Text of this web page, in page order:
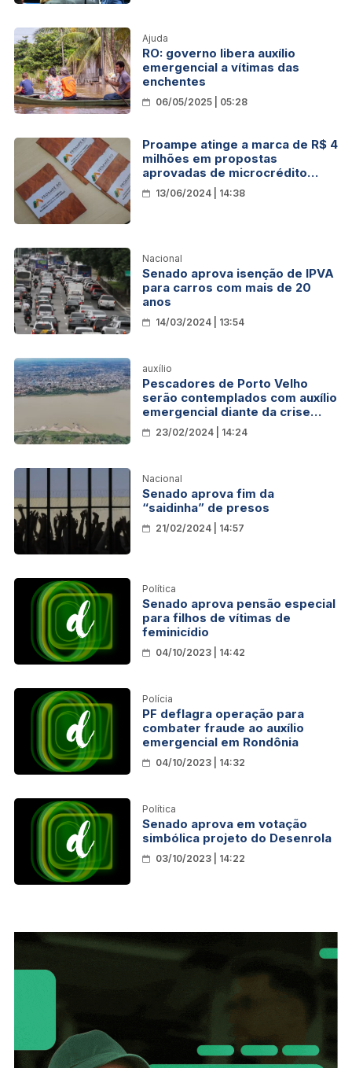
Ajuda
RO: governo libera auxílio
emergencial a vítimas das
enchentes
06/05/2025 | 05:28
Proampe atinge a marca de R$ 4
milhões em propostas
aprovadas de microcrédito
produtivo e orientado em Porto
Velho
13/06/2024 | 14:38
Nacional
Senado aprova isenção de IPVA
para carros com mais de 20
anos
14/03/2024 | 13:54
auxílio
Pescadores de Porto Velho
serão contemplados com auxílio
emergencial diante da crise
hídrica
23/02/2024 | 14:24
Nacional
Senado aprova fim da
“saidinha” de presos
21/02/2024 | 14:57
Política
Senado aprova pensão especial
para filhos de vítimas de
feminicídio
04/10/2023 | 14:42
Polícia
PF deflagra operação para
combater fraude ao auxílio
emergencial em Rondônia
04/10/2023 | 14:32
Política
Senado aprova em votação
simbólica projeto do Desenrola
03/10/2023 | 14:22